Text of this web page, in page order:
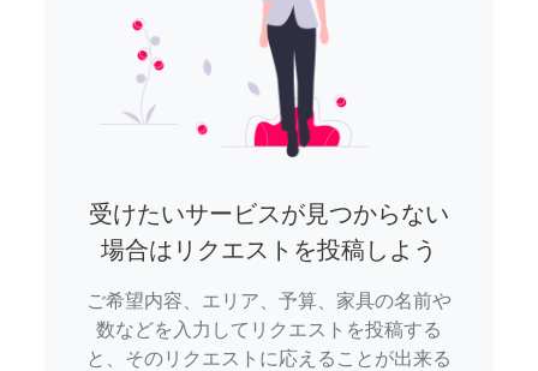
受けたいサービスが見つからない
場合はリクエストを投稿しよう
ご希望内容、エリア、予算、家具の名前や
数などを入力してリクエストを投稿する
と、そのリクエストに応えることが出来る